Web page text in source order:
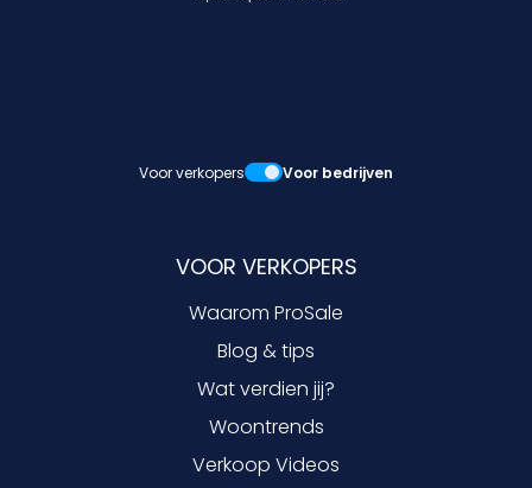
Voor verkopers Voor bedrijven
VOOR VERKOPERS
Waarom ProSale
Blog & tips
Wat verdien jij?
Woontrends
Verkoop Videos